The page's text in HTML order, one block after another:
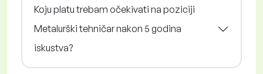
Koju platu trebam očekivati na poziciji
Metalurški tehničar nakon 5 godina
iskustva?